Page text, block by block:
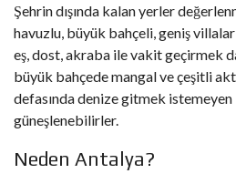
Şehrin dışında kalan yerler
havuzlu, büyük bahçeli, geniş
eş, dost, akraba ile vakit geçirmek
büyük bahçede mangal ve çeşitli
defasında denize gitmek
güneşlenebilirler.
Neden Antalya?